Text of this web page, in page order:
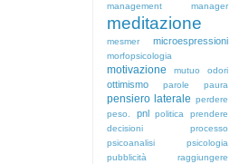
management
manager
meditazione
mesmer microespressioni
morfopsicologia
motivazione mutuo odori
ottimismo parole paura
pensiero laterale perdere
peso.
pnl politica
prendere
decisioni
processo
psicoanalisi
psicologia
pubblicità
raggiungere